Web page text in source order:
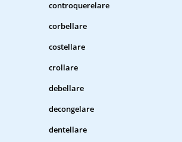
controquerelare
corbellare
costellare
crollare
debellare
decongelare
dentellare